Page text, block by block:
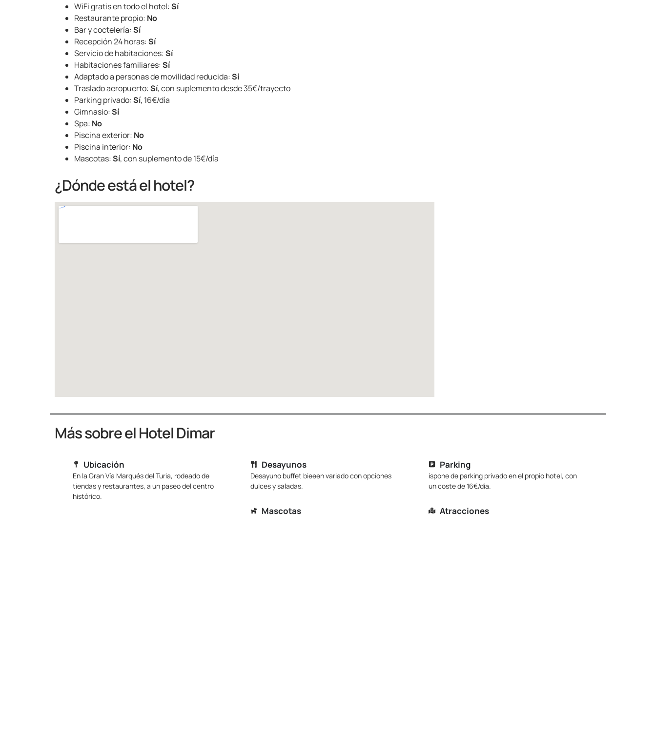
WiFi gratis en todo el hotel:Sí
Restaurante propio: No
Bar y coctelería:Sí
Recepción 24 horas:Sí
Servicio de habitaciones:Sí
Habitaciones familiares:Sí
Adaptado a personas de movilidad reducida:Sí
Traslado aeropuerto:Sí, con suplemento desde 35€/trayecto
Parking privado:Sí, 16€/día
Gimnasio:Sí
Spa: No
Piscina exterior: No
Piscina interior: No
Mascotas:Sí, con suplemento de 15€/día
¿Dónde está el hotel?
Más sobre el Hotel Dimar
Ubicación
En la Gran Vía Marqués del Turia, rodeado de
tiendas y restaurantes, a un paseo del centro
histórico.
Desayunos
Desayuno buffet bieeen variado con opciones
dulces y saladas.
Mascotas
Parking
ispone de parking privado en el propio hotel, con
un coste de 16€/día.
Atracciones